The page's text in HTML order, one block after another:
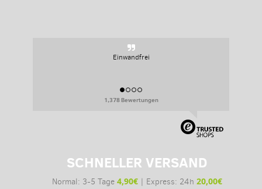
Einwandfrei
1,378 Bewertungen
SCHNELLER VERSAND
Normal: 3-5 Tage 4,90€| Express: 24h 20,00€